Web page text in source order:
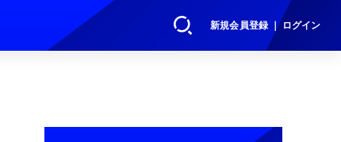
新規会員登録 ｜ ログイン